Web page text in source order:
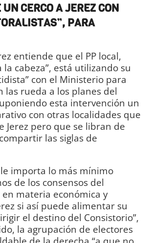
CERCO A JEREZ CON
PARA
entiende que el PP local,
la cabeza”, está utilizando su
con el Ministerio para
las rueda a los planes del
esta intervención un
con otras localidades que
Jerez pero que se libran de
las siglas de
le importa lo más mínimo
de los consensos del
materia económica y
si así puede alimentar su
el destino del Consistorio”,
la agrupación de electores